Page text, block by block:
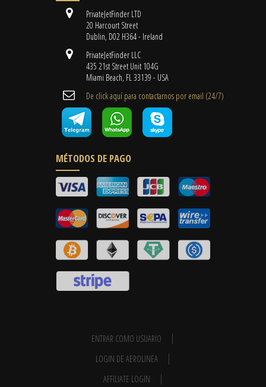
PrivateJetFinder LTD
20 Harcourt Street
Dublin, D02 H364 - Ireland
PrivateJetFinder LLC
435 21st Street Unit 104G
Miami Beach, FL 33139 - USA
De click aquí para contactarnos por email ​(24/7)
MÉTODOS DE PAGO
ENTRAR COMO USUARIO
LOGIN DE AEROLINEA
AFFILIATE LOGIN